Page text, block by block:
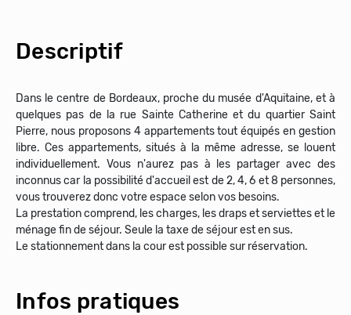
Descriptif
Dans le centre de Bordeaux, proche du musée d'Aquitaine, et à
quelques pas de la rue Sainte Catherine et du quartier Saint
Pierre, nous proposons 4 appartements tout équipés en gestion
libre. Ces appartements, situés à la même adresse, se louent
individuellement. Vous n'aurez pas à les partager avec des
inconnus car la possibilité d'accueil est de 2, 4, 6 et 8 personnes,
vous trouverez donc votre espace selon vos besoins.
La prestation comprend, les charges, les draps et serviettes et le
ménage fin de séjour. Seule la taxe de séjour est en sus.
Le stationnement dans la cour est possible sur réservation.
Infos pratiques